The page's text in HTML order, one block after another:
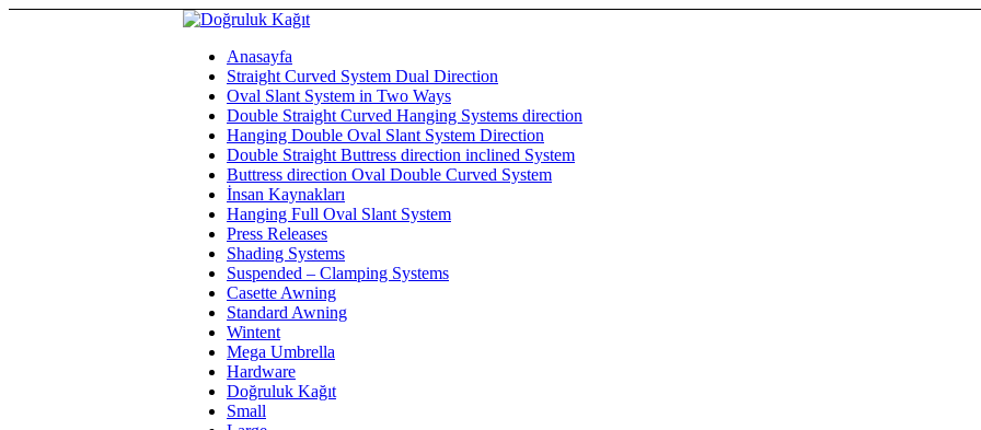
Anasayfa
Straight Curved System Dual Direction
Oval Slant System in Two Ways
Double Straight Curved Hanging Systems direction
Hanging Double Oval Slant System Direction
Double Straight Buttress direction inclined System
Buttress direction Oval Double Curved System
İnsan Kaynakları
Hanging Full Oval Slant System
Press Releases
Shading Systems
Suspended – Clamping Systems
Casette Awning
Standard Awning
Wintent
Mega Umbrella
Hardware
Doğruluk Kağıt
Small